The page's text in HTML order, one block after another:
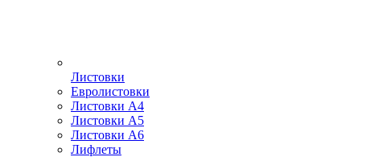
Листовки
Евролистовки
Листовки А4
Листовки А5
Листовки А6
Лифлеты